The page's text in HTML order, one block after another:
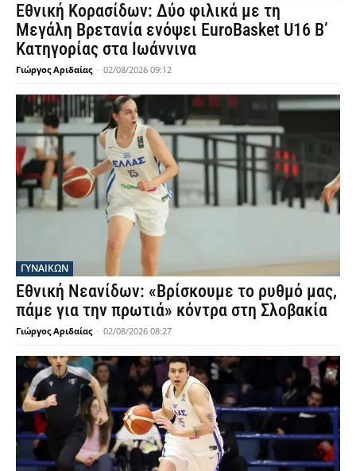
Εθνική Κορασίδων: Δύο φιλικά με τη
Μεγάλη Βρετανία ενόψει EuroBasket U16 Β’
Κατηγορίας στα Ιωάννινα
Γιώργος Αριδαίας - 02/08/2026 09:12
ΓΥΝΑΙΚΩΝ
Εθνική Νεανίδων: «Βρίσκουμε το ρυθμό μας,
πάμε για την πρωτιά» κόντρα στη Σλοβακία
Γιώργος Αριδαίας - 02/08/2026 08:27